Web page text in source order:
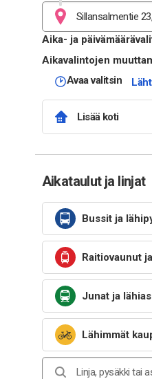
Aika- ja
Aikavalintojen
Avaa valitsin
Lisää koti
Aikataulut ja linjat
Bussit ja
Raitiovaunut
Junat ja
Lähimmät